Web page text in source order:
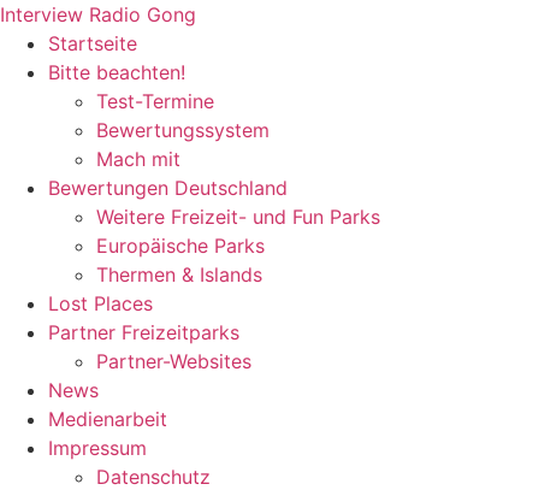
Zum
Inhalt
wechseln
Interview Radio Gong
Startseite
Bitte beachten!
Test-Termine
Bewertungssystem
Mach mit
Bewertungen Deutschland
Weitere Freizeit- und Fun Parks
Europäische Parks
Thermen & Islands
Lost Places
Partner Freizeitparks
Partner-Websites
News
Medienarbeit
Impressum
Datenschutz